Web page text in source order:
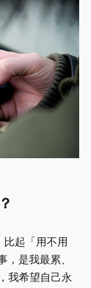
起「用不用
是我最累、
我希望自己永